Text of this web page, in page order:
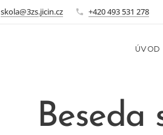
skola@3zs.jicin.cz +420 493 531 278
ÚVOD
Beseda